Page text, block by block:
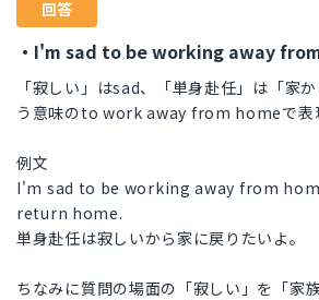
回答
・I'm sad to be working away
「寂しい」はsad、「単身赴任」は「家
う意味のto work away from homeで表
例文
I'm sad to be working away from
return home.
単身赴任は寂しいから家に戻りたいよ。
ちなみに質問の場面の「寂しい」を「家